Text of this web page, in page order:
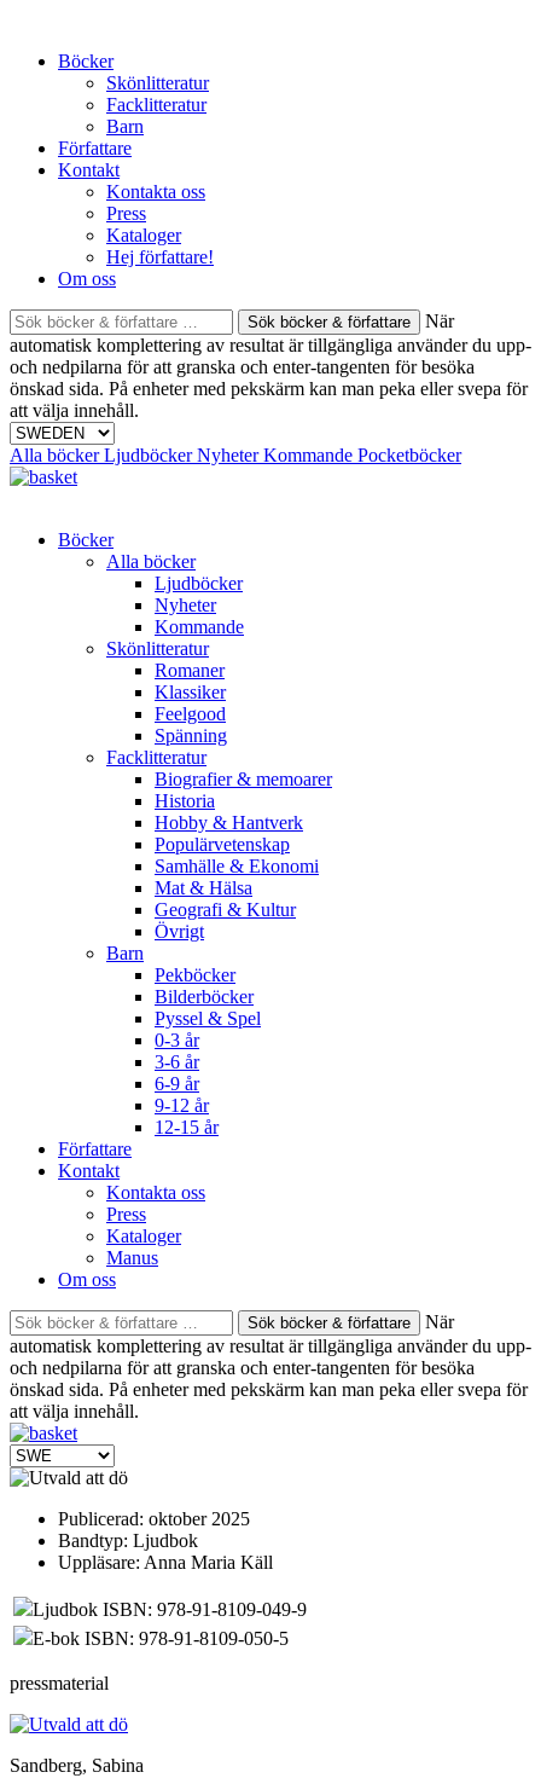
contentBöcker
Skönlitteratur
Facklitteratur
Barn
Författare
Kontakt
Kontakta oss
Press
Kataloger
Hej författare!
Om oss
Sök
böcker
&
författare
efter:
När
automatisk komplettering av resultat är tillgängliga använder du upp-
och nedpilarna för att granska och enter-tangenten för besöka
önskad sida. På enheter med pekskärm kan man peka eller svepa för
att välja innehåll.
Alla böckerLjudböckerNyheterKommande Pocketböcker
Böcker
Alla böcker
Ljudböcker
Nyheter
Kommande
Skönlitteratur
Romaner
Klassiker
Feelgood
Spänning
Facklitteratur
Biografier & memoarer
Historia
Hobby & Hantverk
Populärvetenskap
Samhälle & Ekonomi
Mat & Hälsa
Geografi & Kultur
Övrigt
Barn
Pekböcker
Bilderböcker
Pyssel & Spel
0-3 år
3-6 år
6-9 år
9-12 år
12-15 år
Författare
Kontakt
Kontakta oss
Press
Kataloger
Manus
Om oss
Sök
böcker
&
författare
efter:
När
automatisk komplettering av resultat är tillgängliga använder du upp-
och nedpilarna för att granska och enter-tangenten för besöka
önskad sida. På enheter med pekskärm kan man peka eller svepa för
att välja innehåll.
Publicerad: oktober 2025
Bandtyp: Ljudbok
Uppläsare: Anna Maria Käll
Ljudbok ISBN: 978-91-8109-049-9
E-bok ISBN: 978-91-8109-050-5
pressmaterial
Sandberg, Sabina